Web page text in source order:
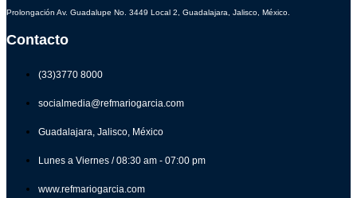
Prolongación Av. Guadalupe No. 3449 Local 2, Guadalajara, Jalisco, México.
Contacto
(33)3770 8000
socialmedia@refmariogarcia.com
Guadalajara, Jalisco, México
Lunes a Viernes / 08:30 am - 07:00 pm
www.refmariogarcia.com